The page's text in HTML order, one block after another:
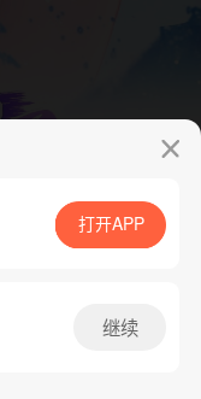
App免费看
打开APP
继续